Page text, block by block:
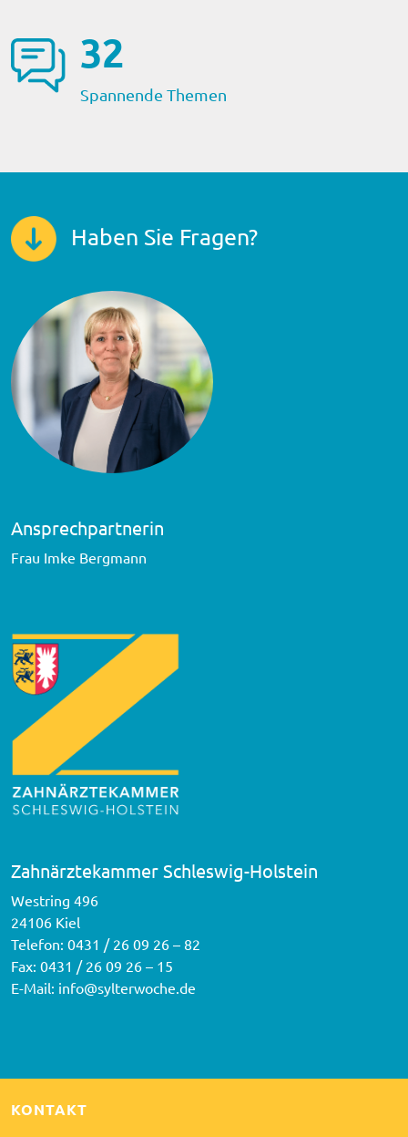
32
Spannende Themen
Haben Sie Fragen?
Ansprechpartnerin
Frau Imke Bergmann
Zahnärztekammer Schleswig-Holstein
Westring 496
24106 Kiel
Telefon: 0431 / 26 09 26 – 82
Fax: 0431 / 26 09 26 – 15
E-Mail: info@sylterwoche.de
KONTAKT